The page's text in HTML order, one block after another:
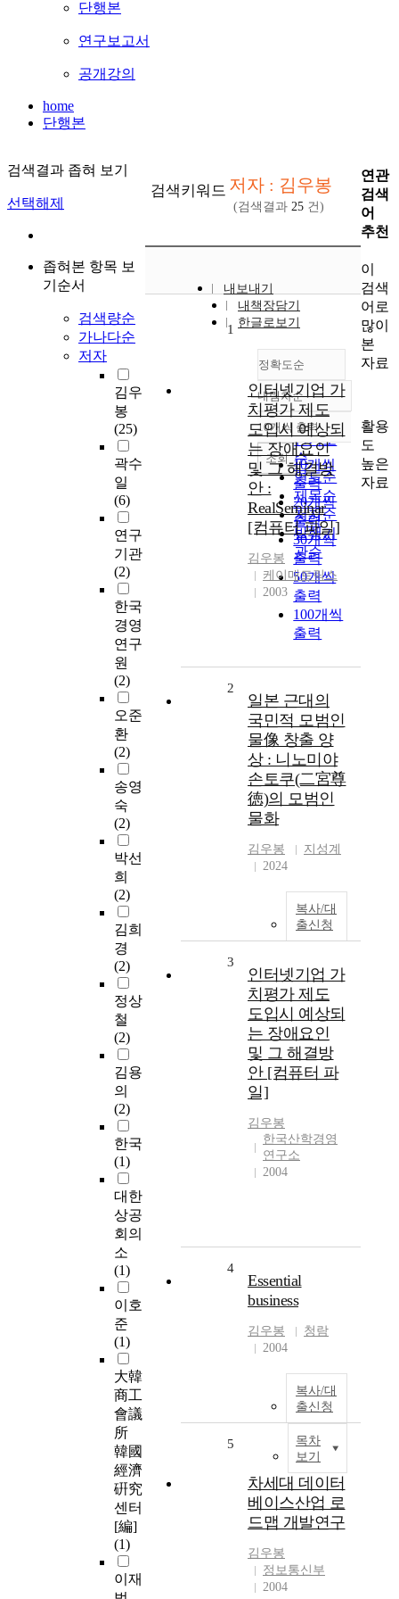
단행본
연구보고서
공개강의
home
단행본
검색결과 좁혀 보기
선택해제
좁혀본 항목 보
기순서
검색량순
가나다순
저자
김우
봉
(25)
곽수
일
(6)
연구
기관
(2)
한국
경영
연구
원
(2)
오준
환
(2)
송영
숙
(2)
박선
희
(2)
김희
경
(2)
정상
철
(2)
김용
의
(2)
한국
(1)
대한
상공
회의
소
(1)
이호
준
(1)
大韓
商工
會議
所
韓國
經濟
硏究
센터
[編]
(1)
이재
검색키워드 저자 : 김우봉
(검색결과 25 건)
내보내기
내책장담기
한글로보기
정확도순
정확도
순
인기도
순
연도순
제목순
저자순
발행기
관순
내림차순
내림차순
10개씩 출력
10개씩
출력
20개씩
출력
30개씩
출력
50개씩
출력
100개씩
출력
조회
1
인터넷기업 가
치평가 제도
도입시 예상되
는 장애요인
및 그 해결방
안 :
RealSeminar
[컴퓨터 파일]
김우봉
케이매트릭스
2003
2
일본 근대의
국민적 모범인
물像 창출 양
상 : 니노미야
손토쿠(二宮尊
徳)의 모범인
물화
김우봉
지성계
2024
복사/대
출신청
3
인터넷기업 가
치평가 제도
도입시 예상되
는 장애요인
및 그 해결방
안 [컴퓨터 파
일]
김우봉
한국산학경영
연구소
2004
4
Essential
business
김우봉
청람
2004
복사/대
출신청
목차
보기
5
차세대 데이터
베이스산업 로
드맵 개발연구
김우봉
정보통신부
2004
연관
검색
어
추천
이
검색
어로
많이
본
자료
활용
도
높은
자료